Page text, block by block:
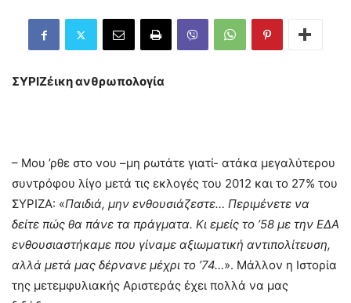
ΣΥΡΙΖέικη ανθρωπολογία
– Μου ’ρθε στο νου –μη ρωτάτε γιατί- ατάκα μεγαλύτερου
συντρόφου λίγο μετά τις εκλογές του 2012 και το 27% του
ΣΥΡΙΖΑ: «Παιδιά, μην ενθουσιάζεστε… Περιμένετε να
δείτε πώς θα πάνε τα πράγματα. Κι εμείς το ’58 με την ΕΔΑ
ενθουσιαστήκαμε που γίναμε αξιωματική αντιπολίτευση,
αλλά μετά μας δέρνανε μέχρι το ’74…». Μάλλον η Ιστορία
της μετεμφυλιακής Αριστεράς έχει πολλά να μας